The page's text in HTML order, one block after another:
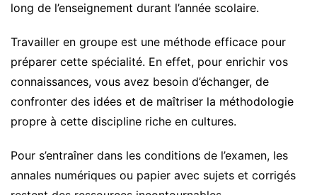
long de l’enseignement durant l’année scolaire.
Travailler en groupe est une méthode efficace pour
préparer cette spécialité. En effet, pour enrichir vos
connaissances, vous avez besoin d’échanger, de
confronter des idées et de maîtriser la méthodologie
propre à cette discipline riche en cultures.
Pour s’entraîner dans les conditions de l’examen, les
annales numériques ou papier avec sujets et corrigés